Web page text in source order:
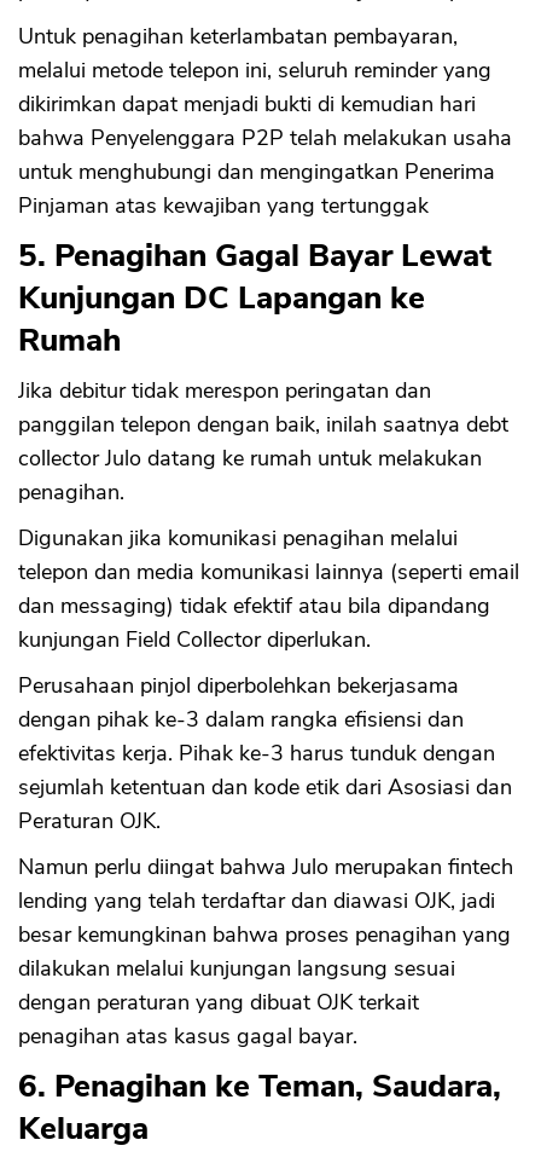
Untuk penagihan keterlambatan pembayaran,
melalui metode telepon ini, seluruh reminder yang
dikirimkan dapat menjadi bukti di kemudian hari
bahwa Penyelenggara P2P telah melakukan usaha
untuk menghubungi dan mengingatkan Penerima
Pinjaman atas kewajiban yang tertunggak
5. Penagihan Gagal Bayar Lewat
Kunjungan DC Lapangan ke
Rumah
Jika debitur tidak merespon peringatan dan
panggilan telepon dengan baik, inilah saatnya debt
collector Julo datang ke rumah untuk melakukan
penagihan.
Digunakan jika komunikasi penagihan melalui
telepon dan media komunikasi lainnya (seperti email
dan messaging) tidak efektif atau bila dipandang
kunjungan Field Collector diperlukan.
Perusahaan pinjol diperbolehkan bekerjasama
dengan pihak ke-3 dalam rangka efisiensi dan
efektivitas kerja. Pihak ke-3 harus tunduk dengan
sejumlah ketentuan dan kode etik dari Asosiasi dan
Peraturan OJK.
Namun perlu diingat bahwa Julo merupakan fintech
lending yang telah terdaftar dan diawasi OJK, jadi
besar kemungkinan bahwa proses penagihan yang
dilakukan melalui kunjungan langsung sesuai
dengan peraturan yang dibuat OJK terkait
penagihan atas kasus gagal bayar.
6. Penagihan ke Teman, Saudara,
Keluarga